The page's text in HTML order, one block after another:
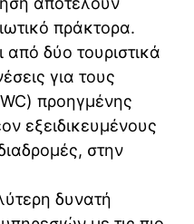
πράκτορα.
από δύο τουριστικά
για τους
προηγμένης
εξειδικευμένους
στην
δυνατή